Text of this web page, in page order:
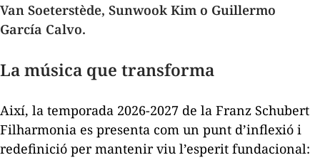
Van Soeterstède, Sunwook Kim o Guillermo
García Calvo.
La música que transforma
Així, la temporada 2026-2027 de la Franz Schubert
Filharmonia es presenta com un punt d’inflexió i
redefinició per mantenir viu l’esperit fundacional: